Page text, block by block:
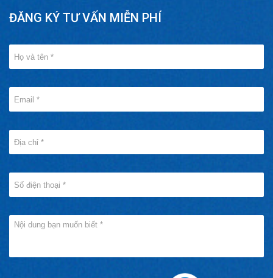
ĐĂNG KÝ TƯ VẤN MIỄN PHÍ